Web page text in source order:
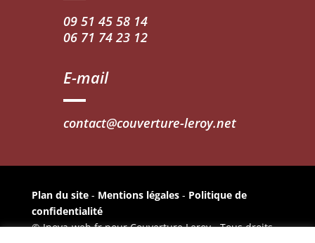
09 51 45 58 14
06 71 74 23 12
E-mail
contact@couverture-leroy.net
Plan du site- Mentions légales - Politique de
confidentialité
© Inova-web.fr pour Couverture Leroy - Tous droits